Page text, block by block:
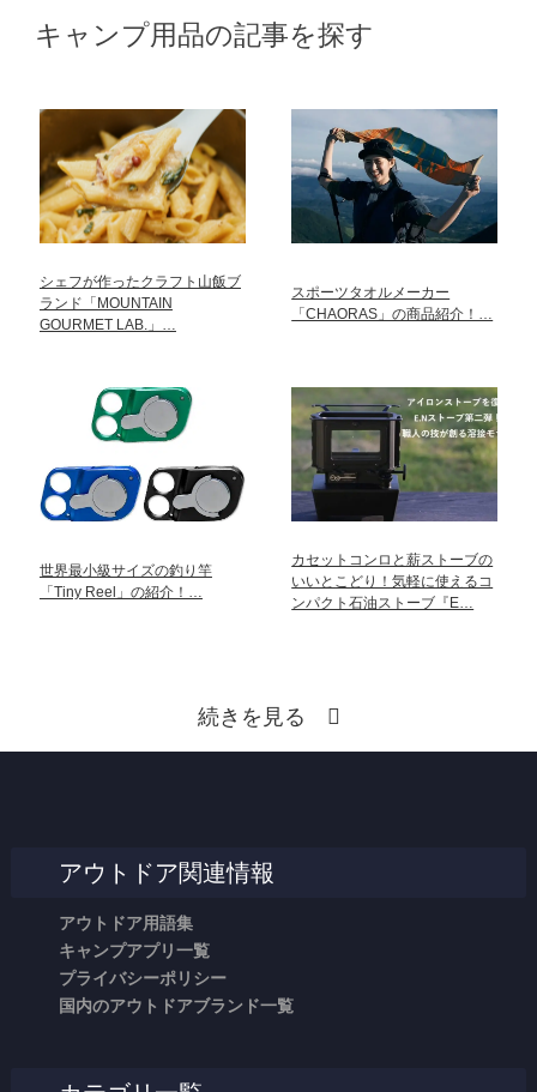
キャンプ用品の記事を探す
シェフが作ったクラフト山飯ブ
ランド「MOUNTAIN
GOURMET LAB.」…
スポーツタオルメーカー
「CHAORAS」の商品紹介！…
世界最小級サイズの釣り竿
「Tiny Reel」の紹介！…
カセットコンロと薪ストーブの
いいとこどり！気軽に使えるコ
ンパクト石油ストーブ『E…
続きを見る
アウトドア関連情報
アウトドア用語集
キャンプアプリ一覧
プライバシーポリシー
国内のアウトドアブランド一覧